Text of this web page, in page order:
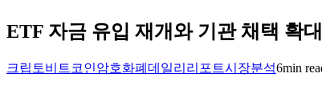
ETF 자금 유입 재개와 기관 채택 확
크립토비트코인암호화폐 데일리리포트시장분석6min